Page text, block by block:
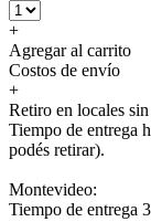
+
Agregar al carrito
Costos de envío
+
Retiro en locales
Tiempo de entrega
podés retirar).
Montevideo:
Tiempo de entrega